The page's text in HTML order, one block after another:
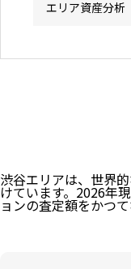
エリア資産分析
渋谷エリアは、世界
けています。2026年
ョンの査定額をかつ